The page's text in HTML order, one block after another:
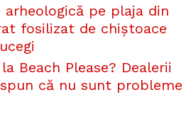
arheologică pe plaja din
fosilizat de chiștoace
Beach Please? Dealerii
că nu sunt probleme